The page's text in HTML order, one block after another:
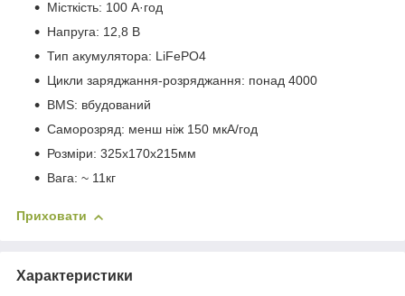
Місткість: 100 А·год
Напруга: 12,8 В
Тип акумулятора: LiFePO4
Цикли заряджання-розряджання: понад 4000
BMS: вбудований
Саморозряд: менш ніж 150 мкА/год
Розміри: 325х170х215мм
Вага: ~ 11кг
Приховати
Характеристики